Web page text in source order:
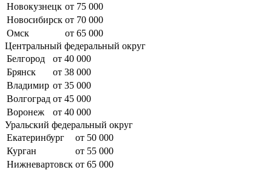
Новокузнецк от 75 000
Новосибирск от 70 000
Омск
от 65 000
Центральный федеральный округ
Белгород
от 40 000
Брянск
от 38 000
Владимир от 35 000
Волгоград от 45 000
Воронеж
от 40 000
Уральский федеральный округ
Екатеринбург
от 50 000
Курган
от 55 000
Нижневартовск от 65 000